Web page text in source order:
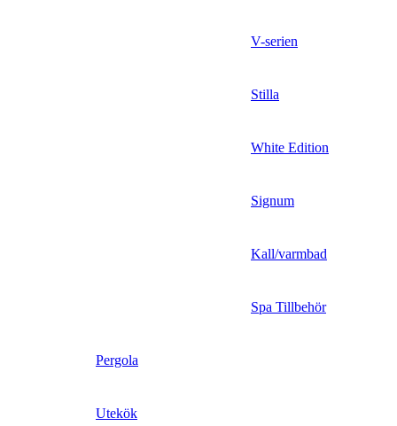
V-serien
Stilla
White Edition
Signum
Kall/varmbad
Spa Tillbehör
Pergola
Utekök